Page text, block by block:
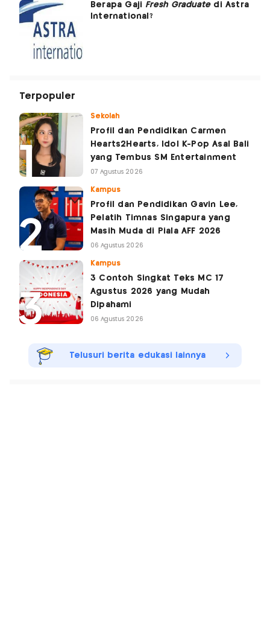
Berapa Gaji Fresh Graduatedi Astra
International?
Terpopuler
Sekolah
Profil dan Pendidikan Carmen
Hearts2Hearts, Idol K-Pop Asal Bali
yang Tembus SM Entertainment
07 Agustus 2026
Kampus
Profil dan Pendidikan Gavin Lee,
Pelatih Timnas Singapura yang
Masih Muda di Piala AFF 2026
06 Agustus 2026
Kampus
3 Contoh Singkat Teks MC 17
Agustus 2026 yang Mudah
Dipahami
06 Agustus 2026
Telusuri berita edukasi lainnya